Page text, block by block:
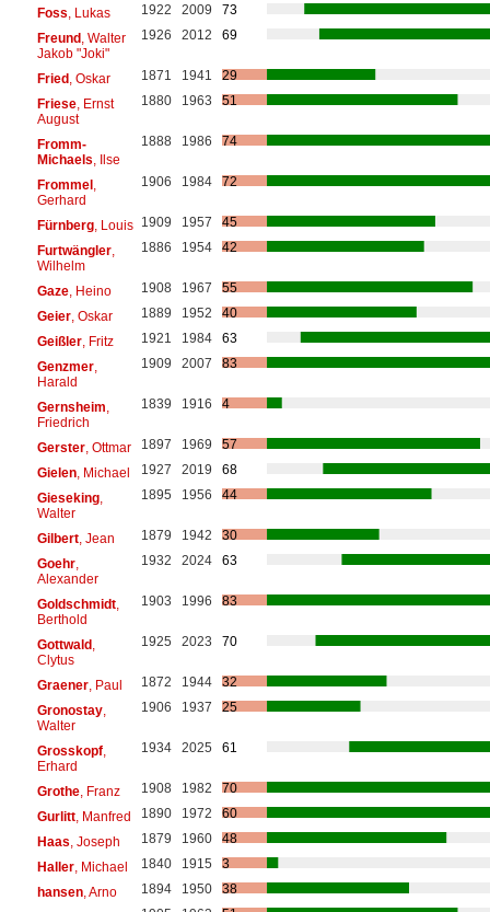
Foss , Lukas 1922 2009
73
Freund, Walter
Jakob "Joki"
1926 2012 69
Fried, Oskar 1871 1941
29
Friese, Ernst
August
1880 1963 51
Fromm-
Michaels , Ilse
1888 1986 74
Frommel,
Gerhard
1906 1984 72
Fürnberg, Louis 1909 1957
45
Furtwängler,
Wilhelm
1886 1954 42
Gaze, Heino 1908 1967
55
Geier, Oskar 1889 1952
40
Geißler, Fritz 1921 1984
63
Genzmer,
Harald
1909 2007 83
Gernsheim
Friedrich
1839 1916 4
Gerster, Ottmar 1897 1969
57
Gielen, Michael 1927 2019
68
Gieseking,
Walter
1895 1956 44
Gilbert, Jean 1879 1942
30
Goehr,
Alexander
1932 2024 63
Goldschmidt,
Berthold
1903 1996 83
Gottwald,
Clytus
1925 2023 70
Graener, Paul 1872 1944
32
Gronostay,
Walter
1906 1937 25
Grosskopf,
Erhard
1934 2025 61
Grothe, Franz 1908 1982
70
Gurlitt, Manfred 1890 1972
60
Haas , Joseph 1879 1960
48
Haller, Michael 1840 1915
3
hansen, Arno 1894 1950
38